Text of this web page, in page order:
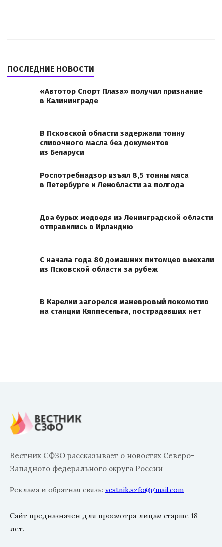
ПОСЛЕДНИЕ НОВОСТИ
«Автотор Спорт Плаза» получил признание
в Калининграде
В Псковской области задержали тонну
сливочного масла без документов
из Беларуси
Роспотребнадзор изъял 8,5 тонны мяса
в Петербурге и Ленобласти за полгода
Два бурых медведя из Ленинградской области
отправились в Ирландию
С начала года 80 домашних питомцев выехали
из Псковской области за рубеж
В Карелии загорелся маневровый локомотив
на станции Кяппесельга, пострадавших нет
Вестник СФЗО рассказывает о новостях Северо-
Западного федерального округа России
Реклама и обратная связь: vestnik.szfo@gmail.com
Сайт предназначен для просмотра лицам старше 18
лет.